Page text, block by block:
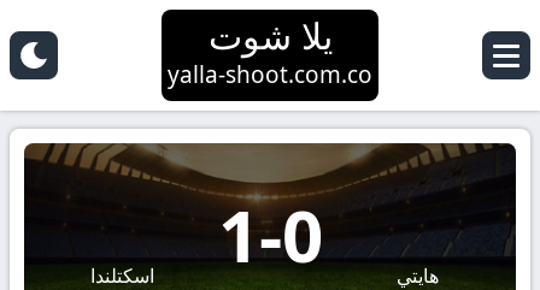
يلا شوت
yalla-shoot.com.co
هايتي 0
-
1 اسكتلندا